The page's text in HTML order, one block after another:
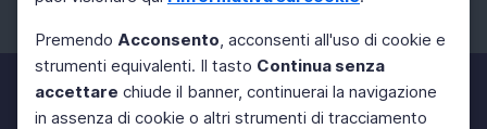
Premendo Acconsento, acconsenti all'uso di cookie e
strumenti equivalenti. Il tasto Continua senza
accettare chiude il banner, continuerai la navigazione
in assenza di cookie o altri strumenti di tracciamento